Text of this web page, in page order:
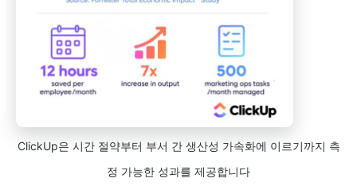
ClickUp은 시간 절약부터 부서 간 생산성 가속화에 이르기까지 측
정 가능한 성과를 제공합니다